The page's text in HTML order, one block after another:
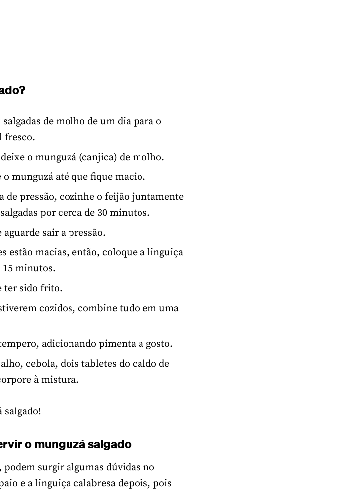
de molho de um dia para o
fresco.
o munguzá (canjica) de molho.
munguzá até que fique macio.
de pressão, cozinhe o feijão juntamente
por cerca de 30 minutos.
sair a pressão.
estão macias, então, coloque a linguiça
15 minutos.
ter sido frito.
cozidos, combine tudo em uma
adicionando pimenta a gosto.
cebola, dois tabletes do caldo de
à mistura.
o munguzá salgado
surgir algumas dúvidas no
e a linguiça calabresa depois, pois